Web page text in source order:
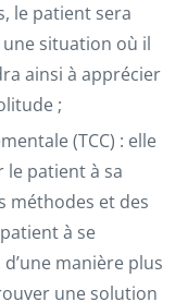
le patient sera
une situation où il
ainsi à apprécier
;
(TCC) : elle
le patient à sa
méthodes et des
à se
manière plus
une solution